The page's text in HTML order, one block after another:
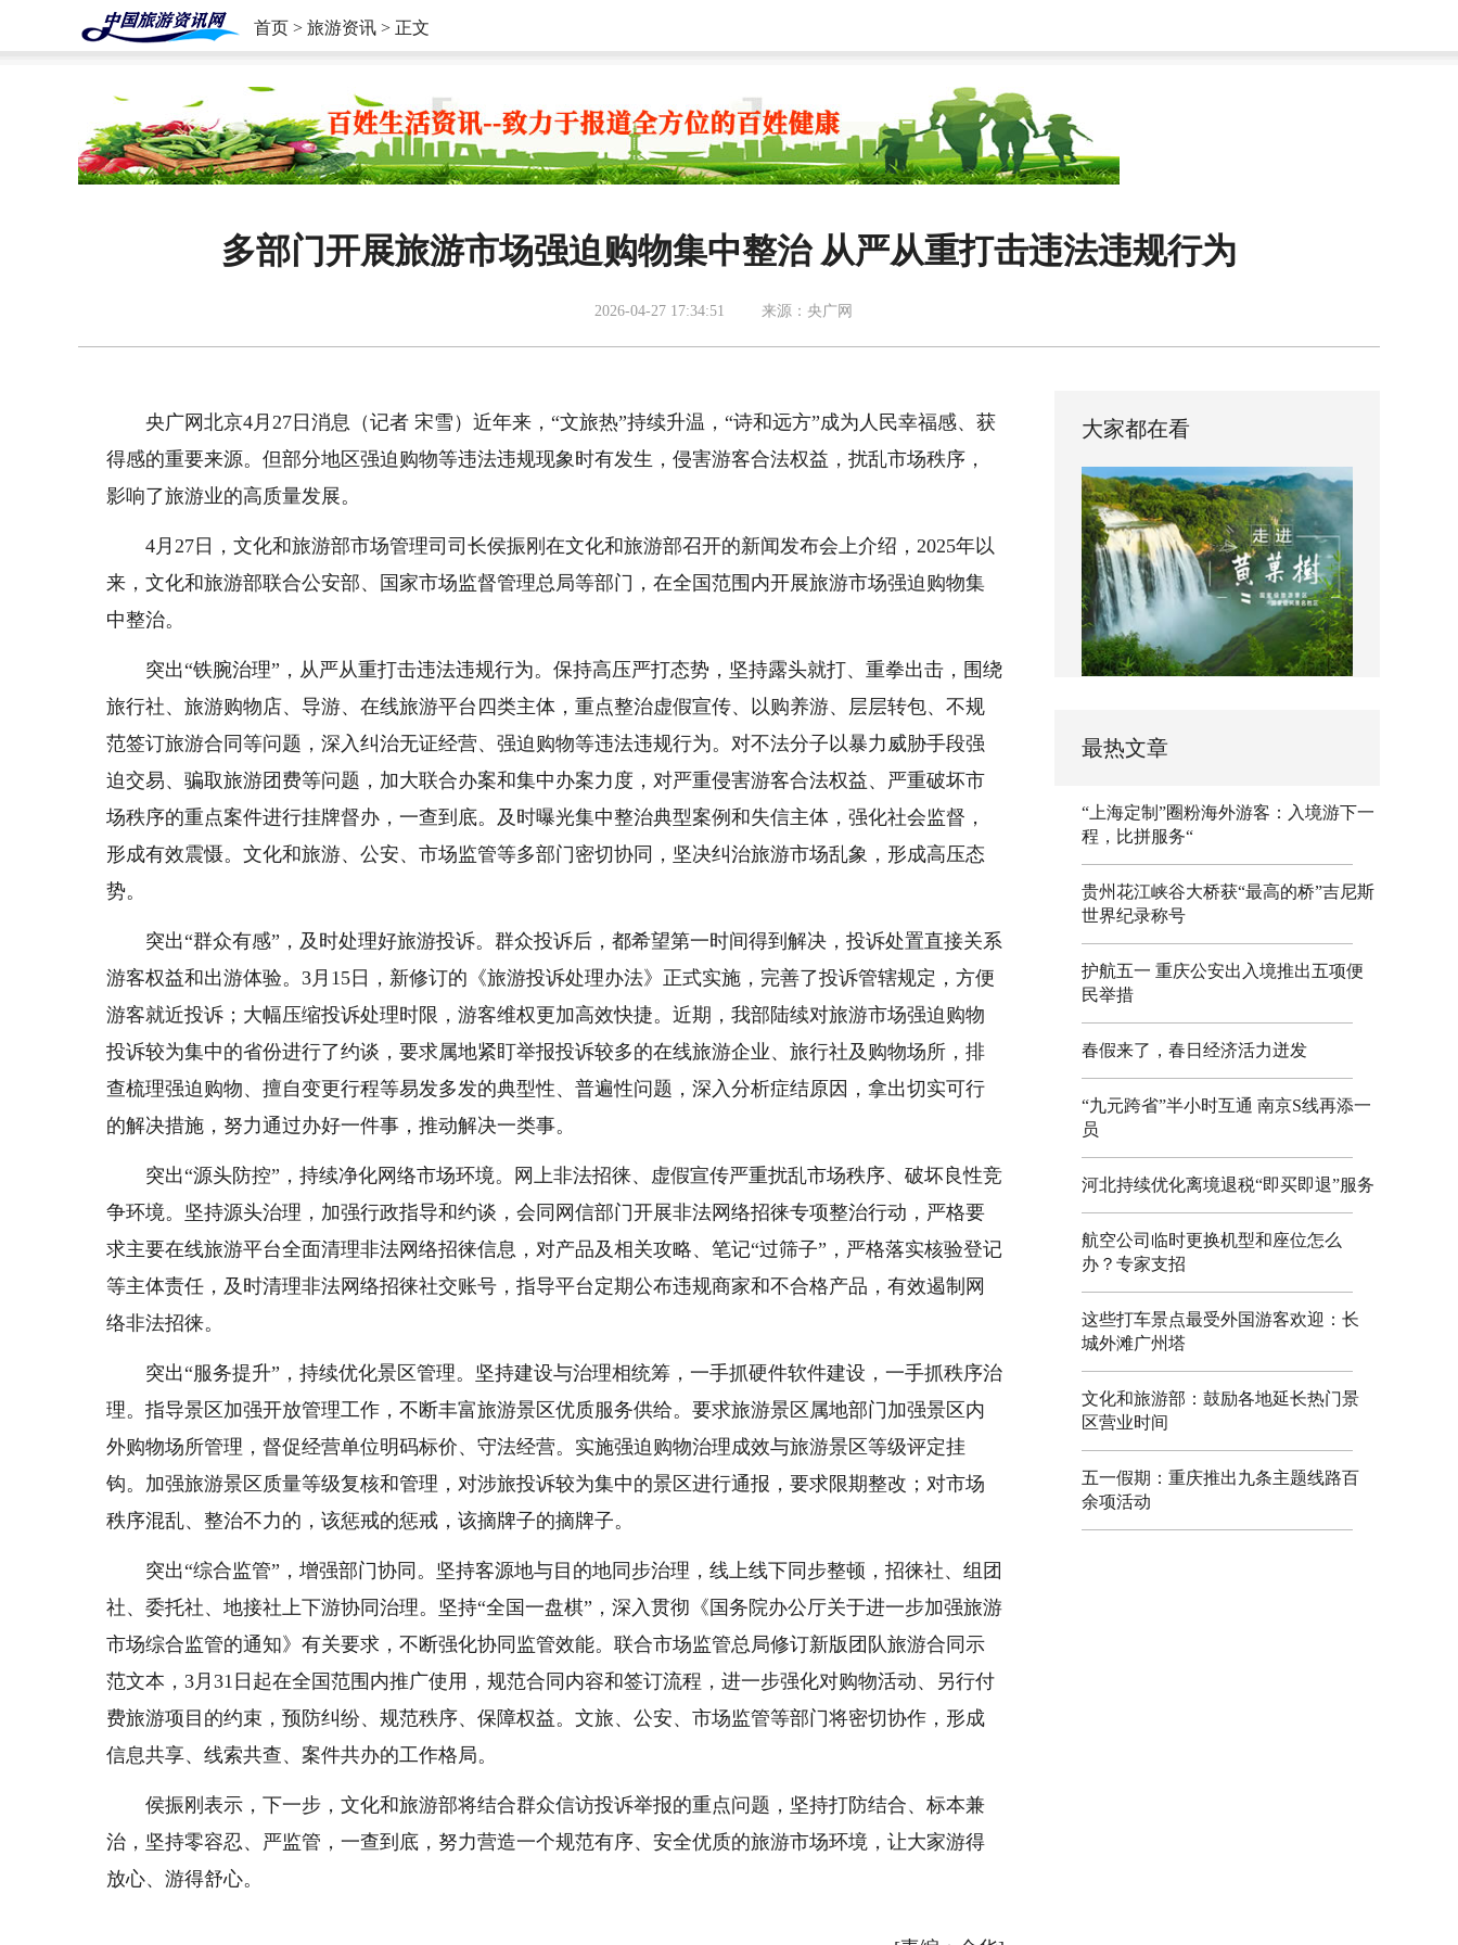
首页 > 旅游资讯 > 正文
多部门开展旅游市场强迫购物集中整治 从严从重打击违法违规行为
2026-04-27 17:34:51 来源：央广网
央广网北京4月27日消息（记者 宋雪）近年来，“文旅热”持续升温，“诗和远方”成为人民幸福感、获
得感的重要来源。但部分地区强迫购物等违法违规现象时有发生，侵害游客合法权益，扰乱市场秩序，
影响了旅游业的高质量发展。
4月27日，文化和旅游部市场管理司司长侯振刚在文化和旅游部召开的新闻发布会上介绍，2025年以
来，文化和旅游部联合公安部、国家市场监督管理总局等部门，在全国范围内开展旅游市场强迫购物集
中整治。
突出“铁腕治理”，从严从重打击违法违规行为。保持高压严打态势，坚持露头就打、重拳出击，围绕
旅行社、旅游购物店、导游、在线旅游平台四类主体，重点整治虚假宣传、以购养游、层层转包、不规
范签订旅游合同等问题，深入纠治无证经营、强迫购物等违法违规行为。对不法分子以暴力威胁手段强
迫交易、骗取旅游团费等问题，加大联合办案和集中办案力度，对严重侵害游客合法权益、严重破坏市
场秩序的重点案件进行挂牌督办，一查到底。及时曝光集中整治典型案例和失信主体，强化社会监督，
形成有效震慑。文化和旅游、公安、市场监管等多部门密切协同，坚决纠治旅游市场乱象，形成高压态
势。
突出“群众有感”，及时处理好旅游投诉。群众投诉后，都希望第一时间得到解决，投诉处置直接关系
游客权益和出游体验。3月15日，新修订的《旅游投诉处理办法》正式实施，完善了投诉管辖规定，方便
游客就近投诉；大幅压缩投诉处理时限，游客维权更加高效快捷。近期，我部陆续对旅游市场强迫购物
投诉较为集中的省份进行了约谈，要求属地紧盯举报投诉较多的在线旅游企业、旅行社及购物场所，排
查梳理强迫购物、擅自变更行程等易发多发的典型性、普遍性问题，深入分析症结原因，拿出切实可行
的解决措施，努力通过办好一件事，推动解决一类事。
突出“源头防控”，持续净化网络市场环境。网上非法招徕、虚假宣传严重扰乱市场秩序、破坏良性竞
争环境。坚持源头治理，加强行政指导和约谈，会同网信部门开展非法网络招徕专项整治行动，严格要
求主要在线旅游平台全面清理非法网络招徕信息，对产品及相关攻略、笔记“过筛子”，严格落实核验登记
等主体责任，及时清理非法网络招徕社交账号，指导平台定期公布违规商家和不合格产品，有效遏制网
络非法招徕。
突出“服务提升”，持续优化景区管理。坚持建设与治理相统筹，一手抓硬件软件建设，一手抓秩序治
理。指导景区加强开放管理工作，不断丰富旅游景区优质服务供给。要求旅游景区属地部门加强景区内
外购物场所管理，督促经营单位明码标价、守法经营。实施强迫购物治理成效与旅游景区等级评定挂
钩。加强旅游景区质量等级复核和管理，对涉旅投诉较为集中的景区进行通报，要求限期整改；对市场
秩序混乱、整治不力的，该惩戒的惩戒，该摘牌子的摘牌子。
突出“综合监管”，增强部门协同。坚持客源地与目的地同步治理，线上线下同步整顿，招徕社、组团
社、委托社、地接社上下游协同治理。坚持“全国一盘棋”，深入贯彻《国务院办公厅关于进一步加强旅游
市场综合监管的通知》有关要求，不断强化协同监管效能。联合市场监管总局修订新版团队旅游合同示
范文本，3月31日起在全国范围内推广使用，规范合同内容和签订流程，进一步强化对购物活动、另行付
费旅游项目的约束，预防纠纷、规范秩序、保障权益。文旅、公安、市场监管等部门将密切协作，形成
信息共享、线索共查、案件共办的工作格局。
侯振刚表示，下一步，文化和旅游部将结合群众信访投诉举报的重点问题，坚持打防结合、标本兼
治，坚持零容忍、严监管，一查到底，努力营造一个规范有序、安全优质的旅游市场环境，让大家游得
放心、游得舒心。
大家都在看
最热文章
“上海定制”圈粉海外游客：入境游下一
程，比拼服务“
贵州花江峡谷大桥获“最高的桥”吉尼斯
世界纪录称号
护航五一 重庆公安出入境推出五项便
民举措
春假来了，春日经济活力迸发
“九元跨省”半小时互通 南京S线再添一
员
河北持续优化离境退税“即买即退”服务
航空公司临时更换机型和座位怎么
办？专家支招
这些打车景点最受外国游客欢迎：长
城外滩广州塔
文化和旅游部：鼓励各地延长热门景
区营业时间
五一假期：重庆推出九条主题线路百
余项活动